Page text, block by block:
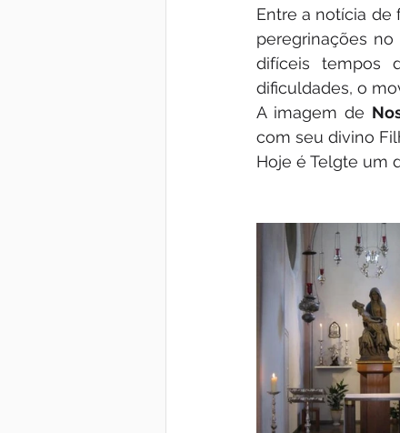
Entre a notícia de
peregrinações
difíceis tempos
dificuldades, o
A imagem de
com seu divino
Hoje é Telgte um